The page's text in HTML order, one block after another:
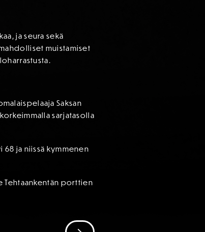
ja seura sekä
muistamiset
Saksan
sarjatasolla
68 ja niissä kymmenen
Tehtaankentän porttien